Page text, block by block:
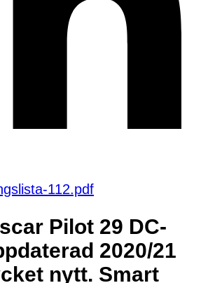
112.pdf
Pilot 29 DC-
2020/21
nytt. Smart